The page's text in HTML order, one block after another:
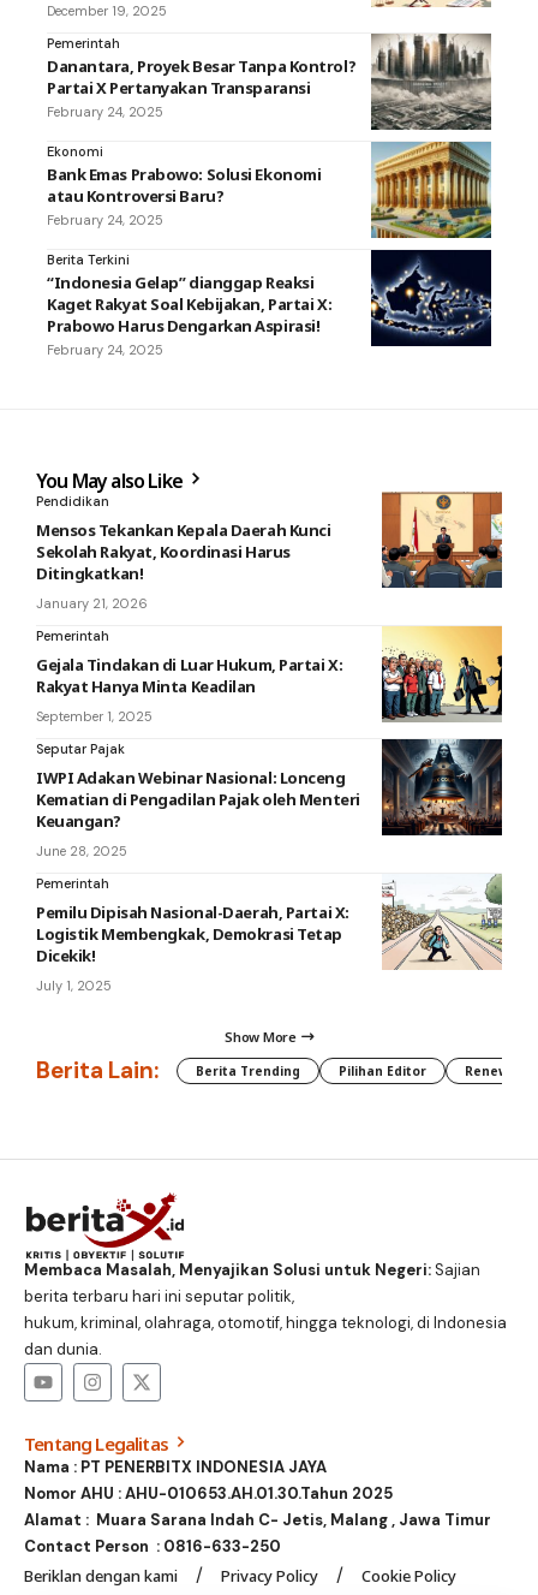
December 19, 2025
Pemerintah
Danantara, Proyek Besar Tanpa Kontrol?
Partai X Pertanyakan Transparansi
February 24, 2025
Ekonomi
Bank Emas Prabowo: Solusi Ekonomi
atau Kontroversi Baru?
February 24, 2025
Berita Terkini
“Indonesia Gelap” dianggap Reaksi
Kaget Rakyat Soal Kebijakan, Partai X:
Prabowo Harus Dengarkan Aspirasi!
February 24, 2025
You May also Like
Pendidikan
Mensos Tekankan Kepala Daerah Kunci
Sekolah Rakyat, Koordinasi Harus
Ditingkatkan!
January 21, 2026
Pemerintah
Gejala Tindakan di Luar Hukum, Partai X:
Rakyat Hanya Minta Keadilan
September 1, 2025
Seputar Pajak
IWPI Adakan Webinar Nasional: Lonceng
Kematian di Pengadilan Pajak oleh Menteri
Keuangan?
June 28, 2025
Pemerintah
Pemilu Dipisah Nasional-Daerah, Partai X:
Logistik Membengkak, Demokrasi Tetap
Dicekik!
July 1, 2025
Show More
Berita Lain: Berita Trending Pilihan Editor
Membaca Masalah, Menyajikan Solusi untuk Negeri:Sajian
berita terbaru hari ini seputar politik,
hukum, kriminal, olahraga, otomotif, hingga teknologi, di Indonesia
dan dunia.
Tentang Legalitas
Nama : PT PENERBITX INDONESIA JAYA
Nomor AHU : AHU-010653.AH.01.30.Tahun 2025
Alamat : Muara Sarana Indah C- Jetis, Malang , Jawa Timur
Contact Person : 0816-633-250
Beriklan dengan kami Privacy Policy Cookie Policy